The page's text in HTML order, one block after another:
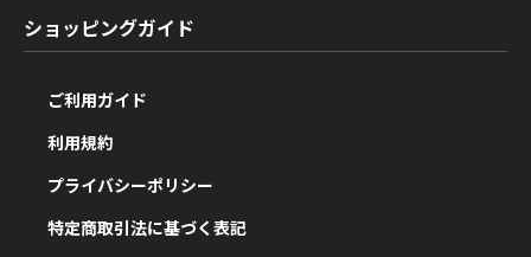
ショッピングガイド
ご利用ガイド
利用規約
プライバシーポリシー
特定商取引法に基づく表記